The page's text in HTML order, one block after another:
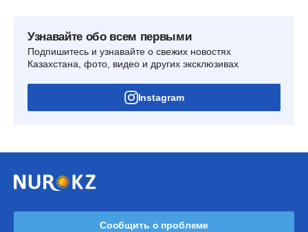
Узнавайте обо всем первыми
Подпишитесь и узнавайте о свежих новостях
Казахстана, фото, видео и других эксклюзивах
Instagram
Сообщить о проблеме